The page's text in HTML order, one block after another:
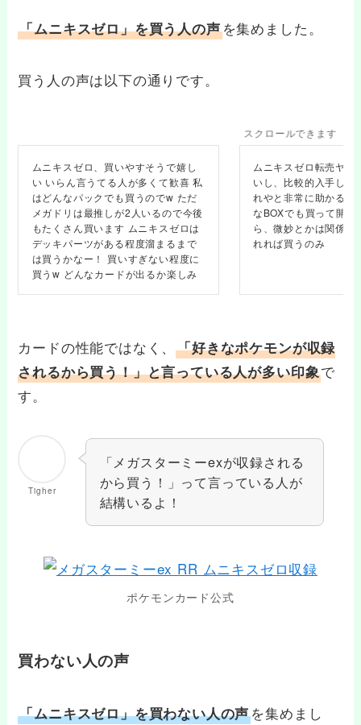
「ムニキスゼロ」を買う人の声を集めました。
買う人の声は以下の通りです。
スクロールできます
ムニキスゼロ、買いやすそうで嬉し
い いらん言うてる人が多くて歓喜 私
はどんなパックでも買うのでw ただ
メガドリは最推しが2人いるので今後
もたくさん買います ムニキスゼロは
デッキパーツがある程度溜まるまで
は買うかなー！ 買いすぎない程度に
買うw どんなカードが出るか楽しみ
ムニキスゼロ転売ヤー
いし、比較的入手しや
れやと非常に助かる、
なBOXでも買って開け
ら、微妙とかは関係な
れれば買うのみ
カードの性能ではなく、「好きなポケモンが収録
されるから買う！」と言っている人が多い印象で
す。
Tigher
「メガスターミーexが収録される
から買う！」って言っている人が
結構いるよ！
ポケモンカード公式
買わない人の声
「ムニキスゼロ」を買わない人の声を集めまし